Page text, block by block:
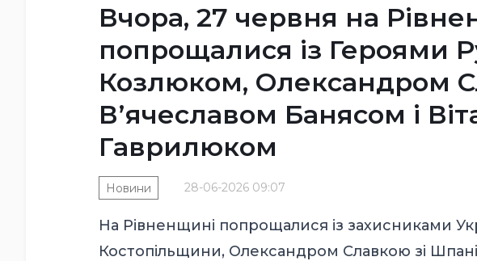
Вчора, 27 червня на
попрощалися із Героями
Козлюком, Олександром
Вʼячеславом Банясом і
Гаврилюком
28-06-2026 09:07
Новини
На Рівненщині попрощалися із захисниками
Костопільщини, Олександром Славкою зі